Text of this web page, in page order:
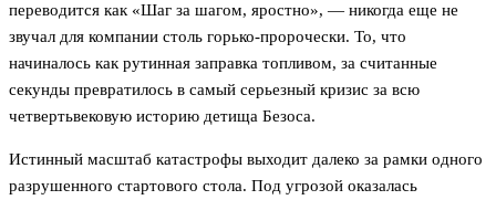
переводится как «Шаг за шагом, яростно», — никогда еще не
звучал для компании столь горько-пророчески. То, что
начиналось как рутинная заправка топливом, за считанные
секунды превратилось в самый серьезный кризис за всю
четвертьвековую историю детища Безоса.
Истинный масштаб катастрофы выходит далеко за рамки одного
разрушенного стартового стола. Под угрозой оказалась